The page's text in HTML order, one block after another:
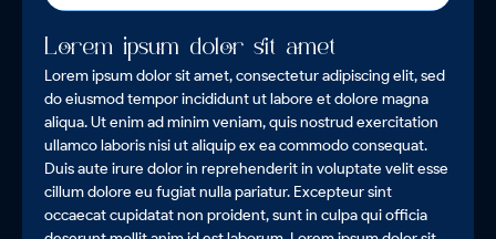
Lorem ipsum dolor sit amet
Lorem ipsum dolor sit amet, consectetur adipiscing elit, sed
do eiusmod tempor incididunt ut labore et dolore magna
aliqua. Ut enim ad minim veniam, quis nostrud exercitation
ullamco laboris nisi ut aliquip ex ea commodo consequat.
Duis aute irure dolor in reprehenderit in voluptate velit esse
cillum dolore eu fugiat nulla pariatur. Excepteur sint
occaecat cupidatat non proident, sunt in culpa qui officia